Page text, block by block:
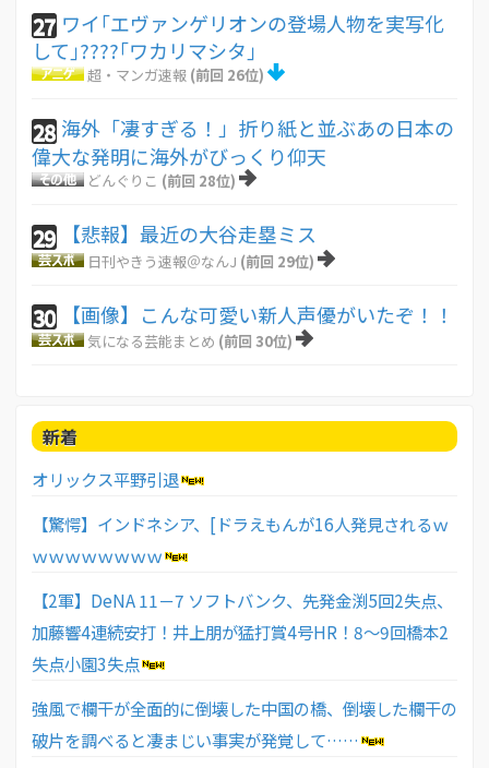
27 ワイ｢エヴァンゲリオンの登場人物を実写化
して｣????｢ワカリマシタ｣
超・マンガ速報 (前回 26位)
28 海外「凄すぎる！」折り紙と並ぶあの日本の
偉大な発明に海外がびっくり仰天
どんぐりこ (前回 28位)
29 【悲報】最近の大谷走塁ミス
日刊やきう速報＠なんJ (前回 29位)
30 【画像】こんな可愛い新人声優がいたぞ！！
気になる芸能まとめ (前回 30位)
新着
オリックス平野引退
【驚愕】インドネシア、[ドラえもんが16人発見されるｗ
ｗｗｗｗｗｗｗｗ
【2軍】DeNA 11－7 ソフトバンク、先発金渕5回2失点、
加藤響4連続安打！井上朋が猛打賞4号HR！8～9回橋本2
失点小園3失点
強風で欄干が全面的に倒壊した中国の橋、倒壊した欄干の
破片を調べると凄まじい事実が発覚して……